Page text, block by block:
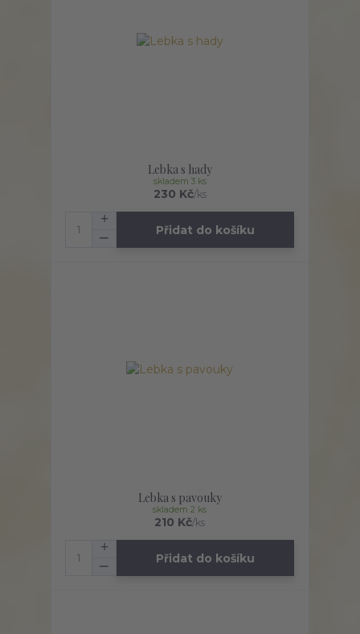
Lebka s hady
230 Kč/ks
skladem 3 ks
Přidat do košíku
Lebka s pavouky
210 Kč/ks
skladem 2 ks
Přidat do košíku